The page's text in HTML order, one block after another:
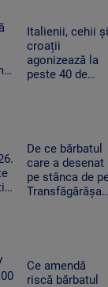
trebuie să ne
întoarcem în
beznă”
Italienii, cehii și
croații
agonizează la
peste 40 de
scăzut nivel
De ce bărbatul
care a desenat
pe stânca de
Transfăgărășan
Ce amendă
riscă bărbatul